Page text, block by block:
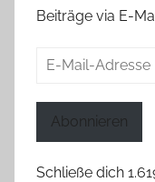
Beiträge via E-
E-
Abonnieren
Schließe dich